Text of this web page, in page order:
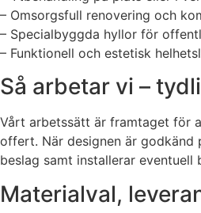
– Omsorgsfull renovering och
– Specialbyggda hyllor för
– Funktionell och estetisk
Så arbetar vi –
Vårt arbetssätt är framtaget för
offert. När designen är godkänd
beslag samt installerar
Materialval,